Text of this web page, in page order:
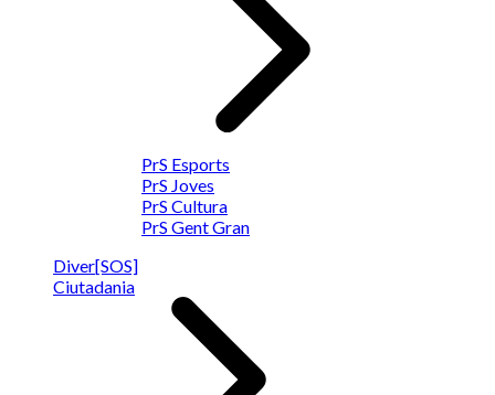
PrS Esports
PrS Joves
PrS Cultura
PrS Gent Gran
Diver[SOS]
Ciutadania